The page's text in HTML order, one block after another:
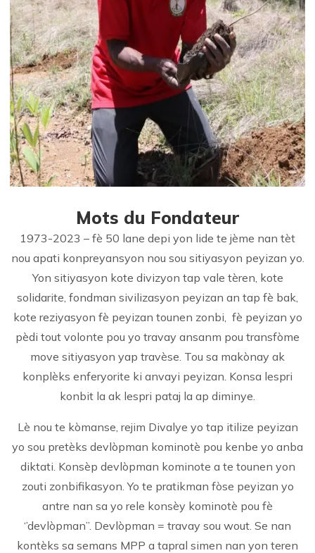
Mots du Fondateur
1973-2023 – fè 50 lane depi yon lide te jème nan tèt
nou apati konpreyansyon nou sou sitiyasyon peyizan yo.
Yon sitiyasyon kote divizyon tap vale tèren, kote
solidarite, fondman sivilizasyon peyizan an tap fè bak,
kote reziyasyon fè peyizan tounen zonbi, fè peyizan yo
pèdi tout volonte pou yo travay ansanm pou transfòme
move sitiyasyon yap travèse. Tou sa makònay ak
konplèks enferyorite ki anvayi peyizan. Konsa lespri
konbit la ak lespri pataj la ap diminye.
Lè nou te kòmanse, rejim Divalye yo tap itilize peyizan
yo sou pretèks devlòpman kominotè pou kenbe yo anba
diktati. Konsèp devlòpman kominote a te tounen yon
zouti zonbifikasyon. Yo te pratikman fòse peyizan yo
antre nan sa yo rele konsèy kominotè pou fè
‘’devlòpman’’. Devlòpman = travay sou wout. Se nan
kontèks sa semans MPP a tapral simen nan yon teren